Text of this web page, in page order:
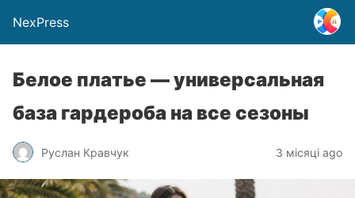
NexPress
Белое платье — универсальная
база гардероба на все сезоны
Руслан Кравчук 3 місяці ago